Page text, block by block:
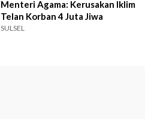
Menteri Agama: Kerusakan Iklim
Telan Korban 4 Juta Jiwa
SULSEL